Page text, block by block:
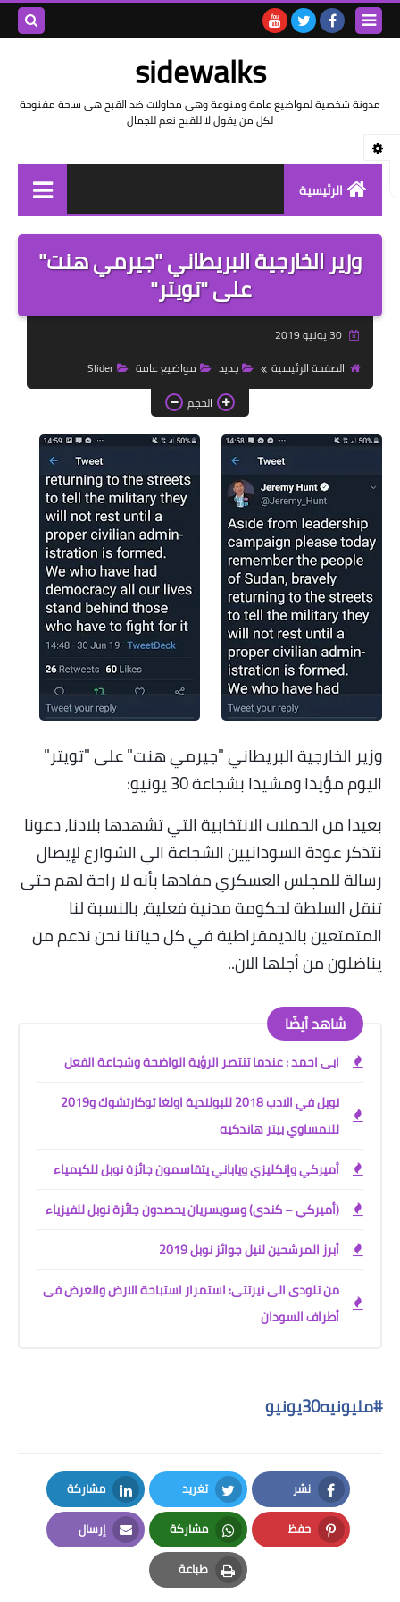
sidewalks
مدونة شخصية لمواضيع عامة ومنوعة وهى محاولات ضد القبح هى ساحة مفنوحة
لكل من يقول لا للقبح نعم للجمال
الرئيسية
توثيق وتاريخ
بيانات
تقارير
خواطر بالفصحى
خواطر قصصية
علوم وبحوث
فيديو
مجرد راى
منوعات
مواضيع عامة
وزير الخارجية البريطاني "جيرمي هنت"
على "تويتر"
30 يونيو 2019
الصفحة الرئيسية
جديد مواضيع عامة
Slider
الحجم
وزير الخارجية البريطاني "جيرمي هنت" على "تويتر"
اليوم مؤيدا ومشيدا بشجاعة 30 يونيو
:
بعيدا من الحملات الانتخابية التي تشهدها بلادنا، دعونا
نتذكر عودة السودانيين الشجاعة الي الشوارع لإيصال
رسالة للمجلس العسكري مفادها بأنه لا راحة لهم حتى
تنقل السلطة لحكومة مدنية فعلية، بالنسبة لنا
المتمتعين بالديمقراطية في كل حياتنا نحن ندعم من
يناضلون من أجلها الان..
شاهد أيضًا
ابى احمد : عندما تنتصر الرؤية الواضحة وشجاعة الفعل
نوبل في الادب 2018 للبولندية اولغا توكارتشوك و2019
للنمساوي بيتر هاندكيه
أميركي وإنكليزي وياباني يتقاسمون جائزة نوبل للكيمياء
(أميركي – كندي) وسويسريان يحصدون جائزة نوبل للفيزياء
أبرز المرشحين لنيل جوائز نوبل 2019
من تلودى الى نيرتتى: استمرار استباحة الارض والعرض فى
أطراف السودان
#مليونيه30يونيو
نشر
Facebook
تغريد
Twitter
مشاركة
LinkedIn
حفظ
Pinterest
مشاركة
Whatsapp
إرسال
Email
طباعة
Print